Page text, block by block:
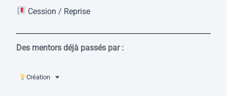
Cession / Reprise
Des mentors déjà passés par :
Création